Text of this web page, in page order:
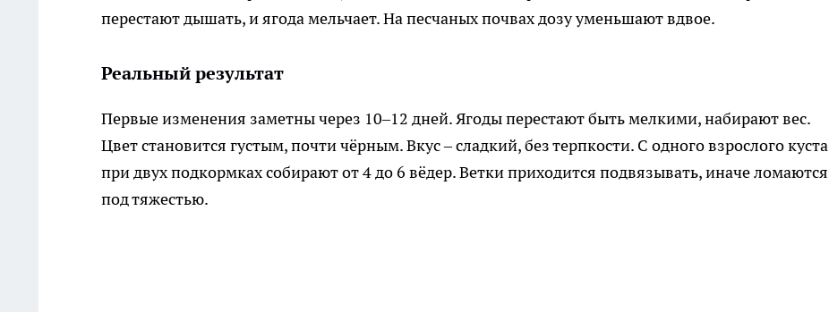
перестают дышать, и ягода мельчает. На песчаных почвах дозу уменьшают вдвое.
Реальный результат
Первые изменения заметны через 10–12 дней. Ягоды перестают быть мелкими, набирают вес.
Цвет становится густым, почти чёрным. Вкус – сладкий, без терпкости. С одного взрослого куста
при двух подкормках собирают от 4 до 6 вёдер. Ветки приходится подвязывать, иначе ломаются
под тяжестью.